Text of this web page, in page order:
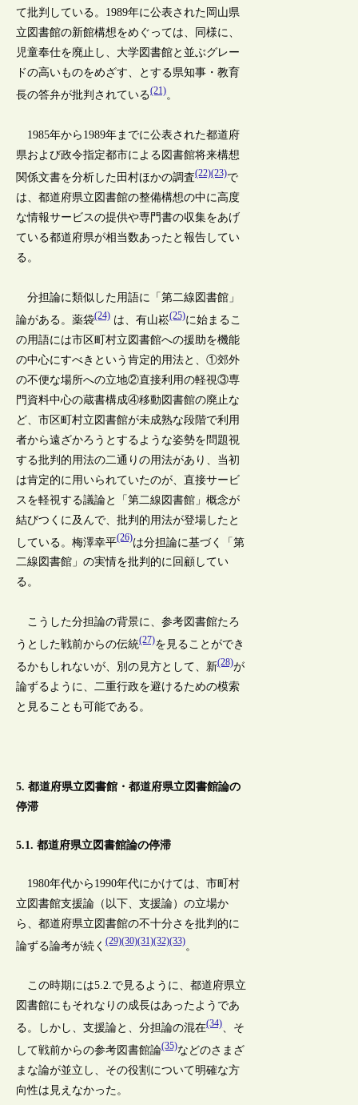
て批判している。1989年に公表された岡山県
立図書館の新館構想をめぐっては、同様に、
児童奉仕を廃止し、大学図書館と並ぶグレー
ドの高いものをめざす、とする県知事・教育
長の答弁が批判されている(21)。
1985年から1989年までに公表された都道府
県および政令指定都市による図書館将来構想
関係文書を分析した田村ほかの調査(22)(23)で
は、都道府県立図書館の整備構想の中に高度
な情報サービスの提供や専門書の収集をあげ
ている都道府県が相当数あったと報告してい
る。
分担論に類似した用語に「第二線図書館」
論がある。薬袋(24)は、有山崧(25)に始まるこ
の用語には市区町村立図書館への援助を機能
の中心にすべきという肯定的用法と、①郊外
の不便な場所への立地②直接利用の軽視③専
門資料中心の蔵書構成④移動図書館の廃止な
ど、市区町村立図書館が未成熟な段階で利用
者から遠ざかろうとするような姿勢を問題視
する批判的用法の二通りの用法があり、当初
は肯定的に用いられていたのが、直接サービ
スを軽視する議論と「第二線図書館」概念が
結びつくに及んで、批判的用法が登場したと
している。梅澤幸平(26)は分担論に基づく「第
二線図書館」の実情を批判的に回顧してい
る。
こうした分担論の背景に、参考図書館たろ
うとした戦前からの伝統(27)を見ることができ
るかもしれないが、別の見方として、新(28)が
論ずるように、二重行政を避けるための模索
と見ることも可能である。
5. 都道府県立図書館・都道府県立図書館論の
停滞
5.1. 都道府県立図書館論の停滞
1980年代から1990年代にかけては、市町村
立図書館支援論（以下、支援論）の立場か
ら、都道府県立図書館の不十分さを批判的に
論ずる論考が続く(29)(30)(31)(32)(33)。
この時期には5.2.で見るように、都道府県立
図書館にもそれなりの成長はあったようであ
る。しかし、支援論と、分担論の混在(34)、そ
して戦前からの参考図書館論(35)などのさまざ
まな論が並立し、その役割について明確な方
向性は見えなかった。